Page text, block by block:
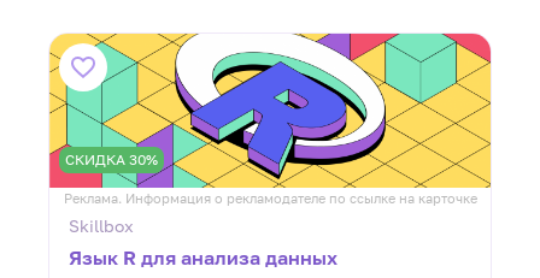
СКИДКА 30%
Реклама. Информация о рекламодателе по ссылке на карточке
Skillbox
Язык R для анализа данных